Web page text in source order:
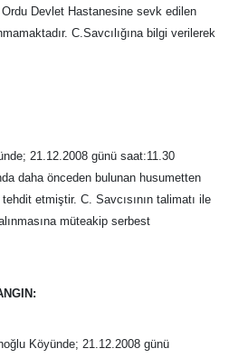
Devlet Hastanesine sevk edilen
C.Savcılığına bilgi verilerek
21.12.2008 günü saat:11.30
daha önceden bulunan husumetten
etmiştir. C. Savcısının talimatı ile
müteakip serbest
Köyünde; 21.12.2008 günü